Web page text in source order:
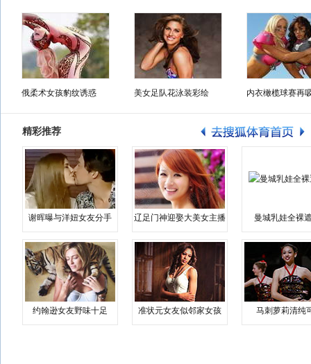
俄柔术女孩豹纹诱惑 美女足队花泳装彩绘 内衣橄榄球赛再
精彩推荐
谢晖曝与洋妞女友分手 辽足门神迎娶大美女主播 曼城乳娃全裸
约翰逊女友野味十足 准状元女友似邻家女孩 马刺萝莉清纯